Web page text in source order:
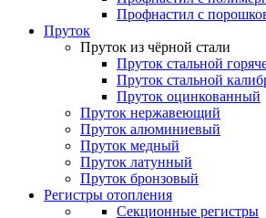
Профнастил с
Пруток
Пруток из чёрной стали
Пруток стальной
Пруток стальной
Пруток оцинкованный
Пруток нержавеющий
Пруток алюминиевый
Пруток медный
Пруток латунный
Пруток бронзовый
Регистры отопления
Секционные регистры